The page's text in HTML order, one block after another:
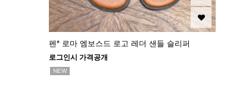
펜* 로마 엠보스드 로고 레더 샌들 슬리퍼
로그인시 가격공개
NEW